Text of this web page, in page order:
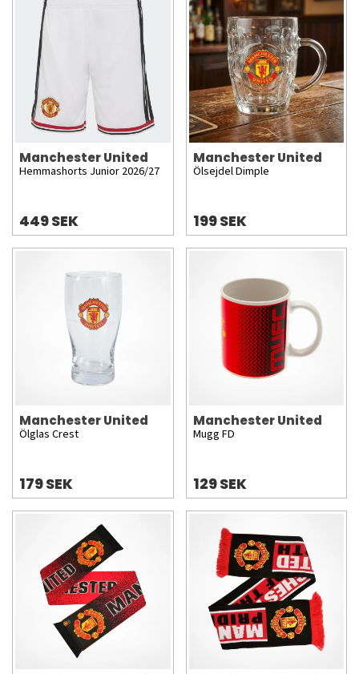
Manchester United
Hemmashorts Junior 2026/27
449 SEK
Manchester United
Ölsejdel Dimple
199 SEK
Manchester United
Ölglas Crest
179 SEK
Manchester United
Mugg FD
129 SEK